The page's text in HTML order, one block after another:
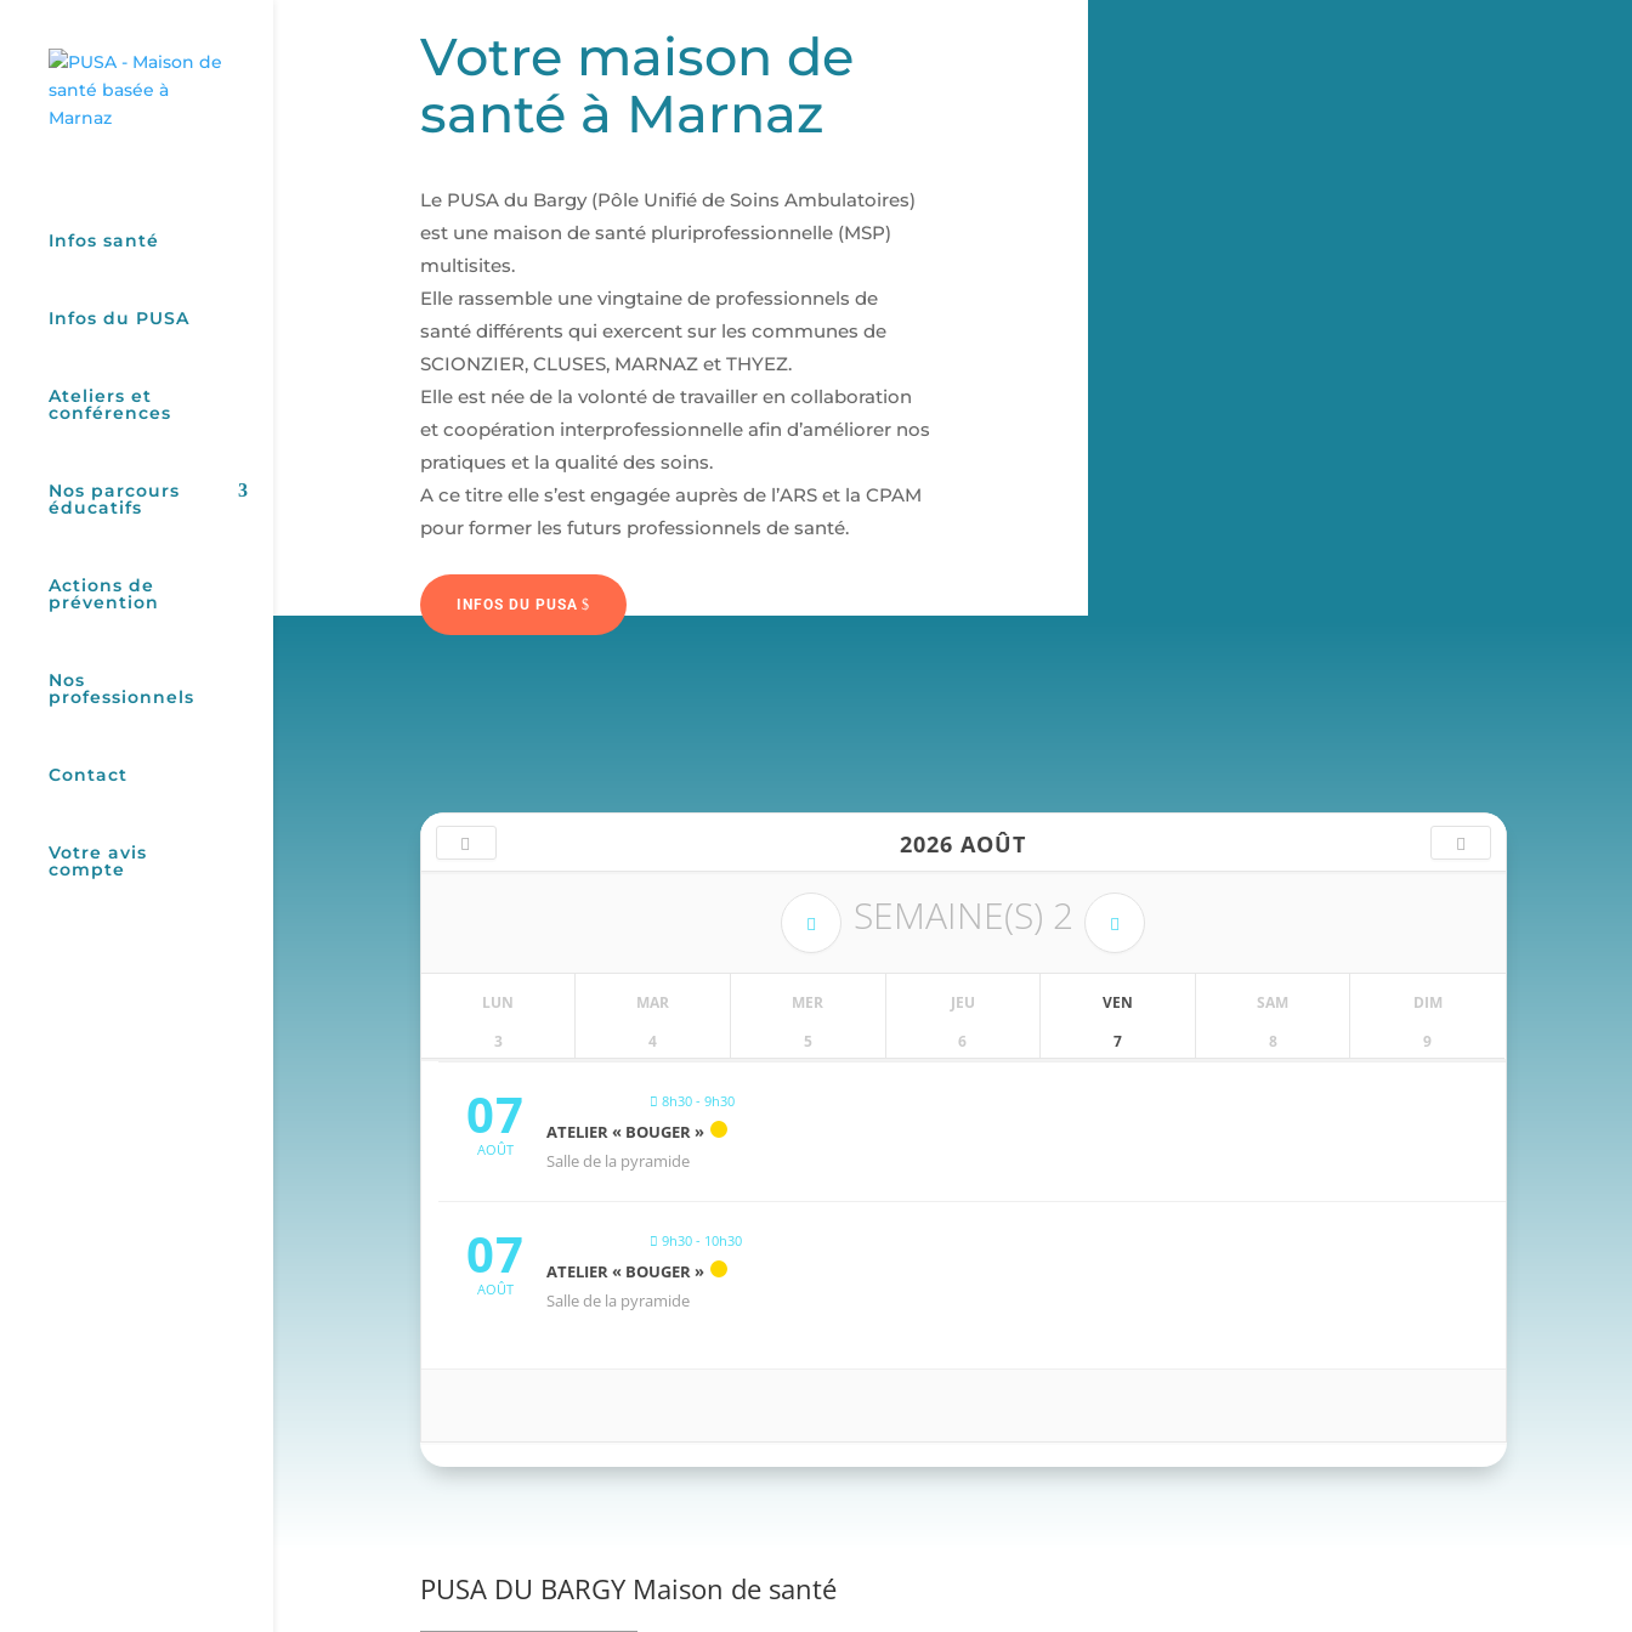
Infos santé
Infos du PUSA
Ateliers et
conférences
Nos parcours
éducatifs
Actions de
prévention
Nos
professionnels
Contact
Votre avis
compte
Votre maison de
santé à Marnaz
Le PUSA du Bargy (Pôle Unifié de Soins Ambulatoires)
est une maison de santé pluriprofessionnelle (MSP)
multisites.
Elle rassemble une vingtaine de professionnels de
santé différents qui exercent sur les communes de
SCIONZIER, CLUSES, MARNAZ et THYEZ.
Elle est née de la volonté de travailler en collaboration
et coopération interprofessionnelle afin d’améliorer nos
pratiques et la qualité des soins.
A ce titre elle s’est engagée auprès de l’ARS et la CPAM
pour former les futurs professionnels de santé.
INFOS DU PUSA
2026 AOÛT
SEMAINE(S) 2
LUN
3
MAR
4
MER
5
JEU
6
VEN
7
SAM
8
DIM
9
07
AOÛT
8h30 - 9h30
ATELIER « BOUGER »
Salle de la pyramide
07
AOÛT
9h30 - 10h30
ATELIER « BOUGER »
Salle de la pyramide
PUSA DU BARGY Maison de santé